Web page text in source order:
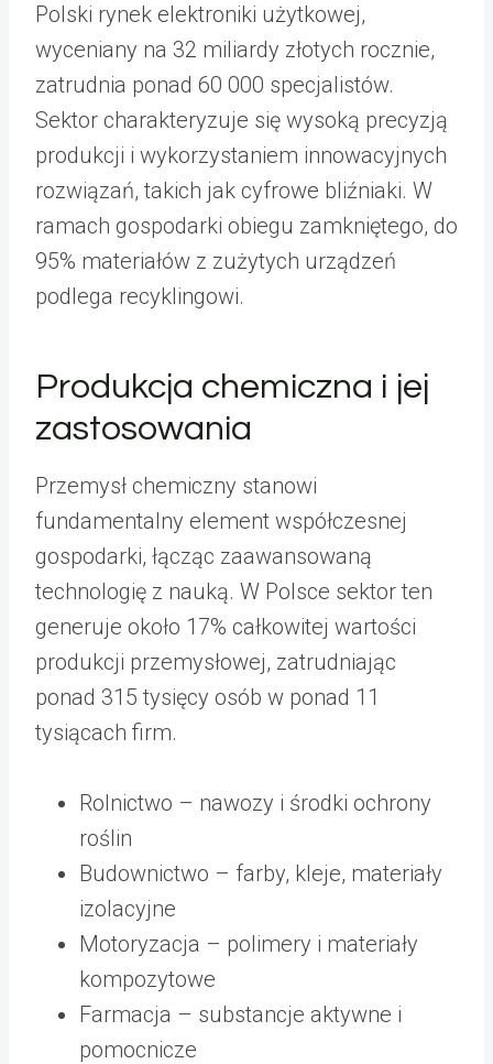
Polski rynek elektroniki użytkowej,
wyceniany na 32 miliardy złotych rocznie,
zatrudnia ponad 60 000 specjalistów.
Sektor charakteryzuje się wysoką precyzją
produkcji i wykorzystaniem innowacyjnych
rozwiązań, takich jak cyfrowe bliźniaki. W
ramach gospodarki obiegu zamkniętego, do
95% materiałów z zużytych urządzeń
podlega recyklingowi.
Produkcja chemiczna i jej
zastosowania
Przemysł chemiczny stanowi
fundamentalny element współczesnej
gospodarki, łącząc zaawansowaną
technologię z nauką. W Polsce sektor ten
generuje około 17% całkowitej wartości
produkcji przemysłowej, zatrudniając
ponad 315 tysięcy osób w ponad 11
tysiącach firm.
Rolnictwo – nawozy i środki ochrony
roślin
Budownictwo – farby, kleje, materiały
izolacyjne
Motoryzacja – polimery i materiały
kompozytowe
Farmacja – substancje aktywne i
pomocnicze